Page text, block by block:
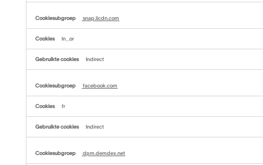
snap.licdn.com
ln_or
Indirect
facebook.com
fr
Indirect
dpm.demdex.net